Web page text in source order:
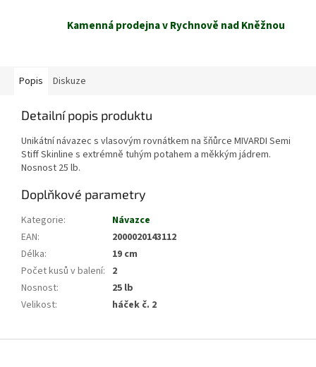
Kamenná prodejna v Rychnově nad Kněžnou
Popis Diskuze
Detailní popis produktu
Unikátní návazec s vlasovým rovnátkem na šňůrce MIVARDI Semi
Stiff Skinline s extrémně tuhým potahem a měkkým jádrem.
Nosnost 25 lb.
Doplňkové parametry
Kategorie:
Návazce
EAN:
2000020143112
Délka:
19 cm
Počet kusů v balení: 2
Nosnost:
25 lb
Velikost: háček č. 2